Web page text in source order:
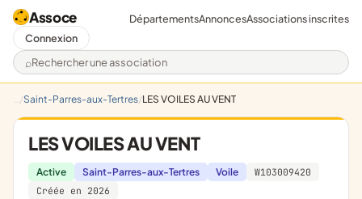
Assoce
Rechercher une association
DépartementsAnnoncesAssociations inscrites
Connexion
Saint-Parres-aux-Tertres LES VOILES AU VENT
LES VOILES AU VENT
Active Saint-Parres-aux-Tertres Voile
W103009420
Créée en 2026